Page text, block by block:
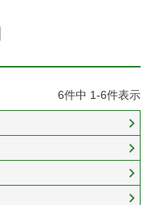
6件中 1-6件表示